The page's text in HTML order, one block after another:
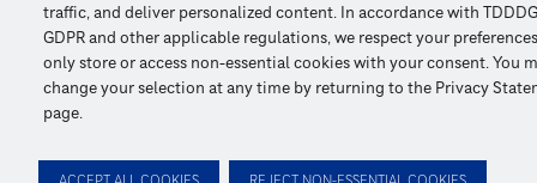
traffic, and deliver personalized content. In accordance with
GDPR and other applicable regulations, we respect your
only store or access non-essential cookies with your consent. You
change your selection at any time by returning to the Privacy
page.